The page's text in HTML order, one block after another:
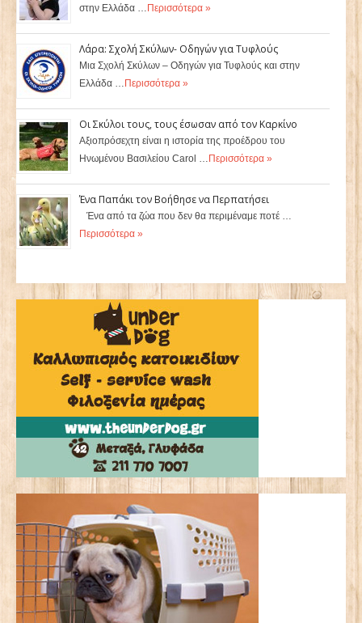
στην Ελλάδα … Περισσότερα »
Λάρα: Σχολή Σκύλων- Οδηγών για Τυφλούς
Μια Σχολή Σκύλων – Οδηγών για Τυφλούς και στην
Ελλάδα … Περισσότερα »
Οι Σκύλοι τους, τους έσωσαν από τον Καρκίνο
Αξιοπρόσεχτη είναι η ιστορία της προέδρου του
Ηνωμένου Βασιλείου Carol … Περισσότερα »
Ένα Παπάκι τον Βοήθησε να Περπατήσει
Ένα από τα ζώα που δεν θα περιμέναμε ποτέ …
Περισσότερα »